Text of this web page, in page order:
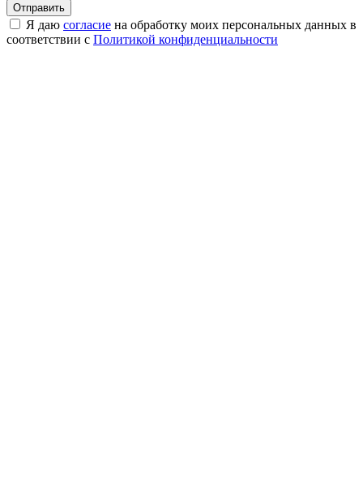
Я даю согласие на обработку моих персональных данных в
соответствии с Политикой конфиденциальности